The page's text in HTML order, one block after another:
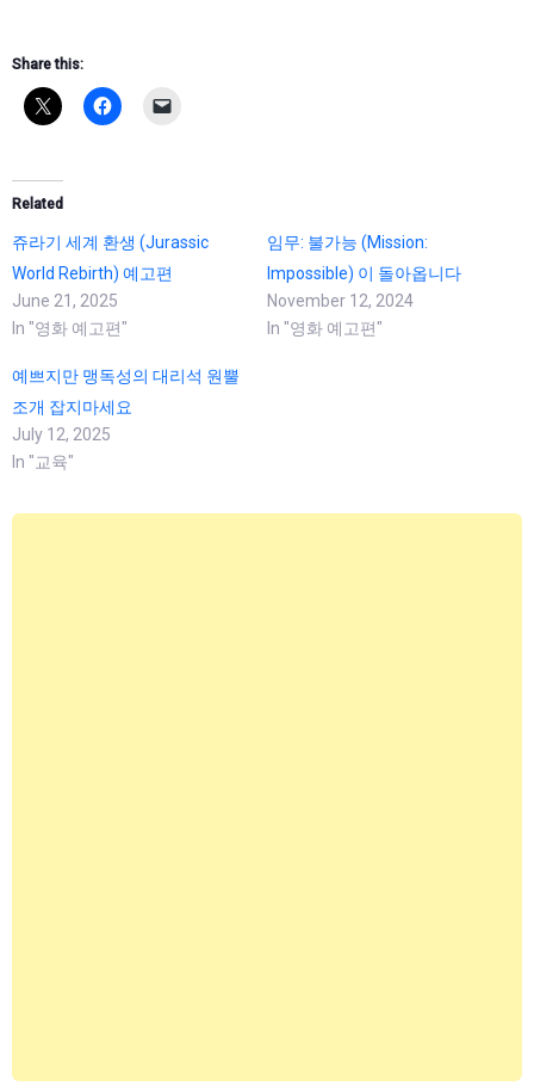
Share this:
Related
쥬라기 세계 환생 (Jurassic
World Rebirth) 예고편
June 21, 2025
In "영화 예고편"
임무: 불가능 (Mission:
Impossible) 이 돌아옵니다
November 12, 2024
In "영화 예고편"
예쁘지만 맹독성의 대리석 원뿔
조개 잡지마세요
July 12, 2025
In "교육"